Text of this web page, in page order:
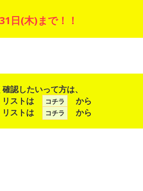
日(木)まで！！
認したいって方は、
リストは
コチラ
から
リストは
コチラ から